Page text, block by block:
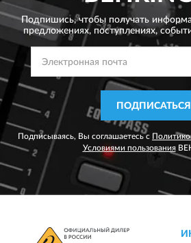
Подпишись, чтобы получать
предложениях, поступлениях,
ПОДПИСАТЬСЯ
Подписываясь, Вы соглашаетесь с
Условиями пользования